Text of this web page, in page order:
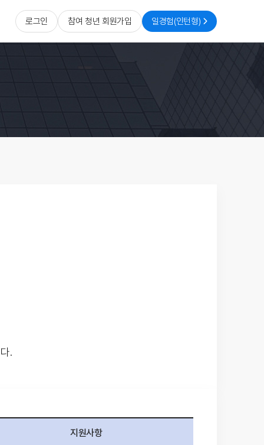
로그인 참여 청년 회원가입 일경험(인턴형)
.
지원사항